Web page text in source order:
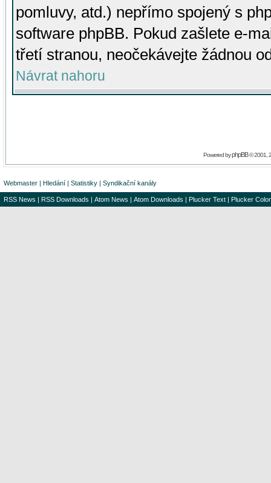
pomluvy, atd.) nepřímo spojený s
software phpBB. Pokud zašlete e-
třetí stranou, neočekávejte žádnou
Návrat nahoru
Powered byphpBB© 2001,
Webmaster | Hledání | Statistiky | Syndikační kanály
RSS News | RSS Downloads | Atom News | Atom Downloads | Plucker Text | Plucker Color